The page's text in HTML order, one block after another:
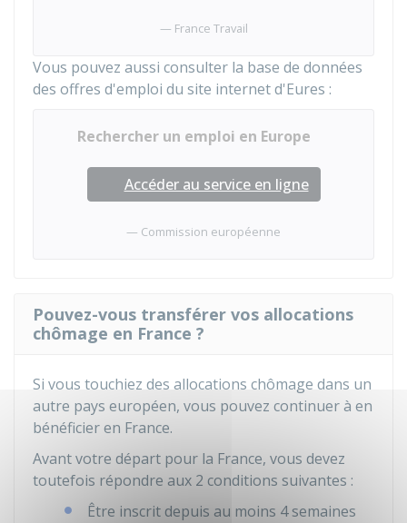
France Travail
Vous pouvez aussi consulter la base de données
des offres d'emploi du site internet d'Eures :
Rechercher un emploi en Europe
Accéder au service en ligne
Commission européenne
Pouvez-vous transférer vos allocations
chômage en France ?
Si vous touchiez des allocations chômage dans un
autre pays européen, vous pouvez continuer à en
bénéficier en France.
Avant votre départ pour la France, vous devez
toutefois répondre aux 2 conditions suivantes :
Être inscrit depuis au moins 4 semaines